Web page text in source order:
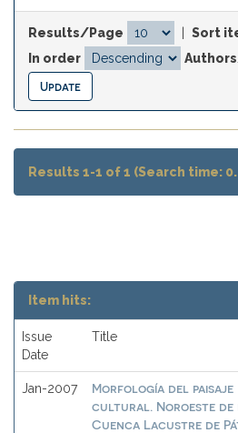
Results/Page
Sort
In order
Results 1-1 of 1 (Search time:
Item hits:
Issue
Date
Title
Jan-2007
Morfología del paisaje
cultural. Noroeste de
Cuenca Lacustre de